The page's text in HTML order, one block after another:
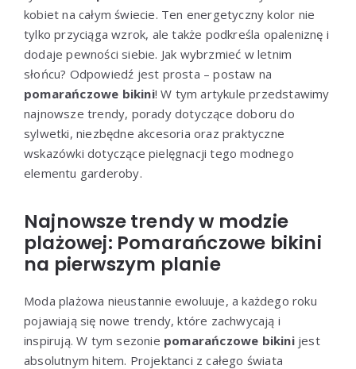
kobiet na całym świecie. Ten energetyczny kolor nie
tylko przyciąga wzrok, ale także podkreśla opaleniznę i
dodaje pewności siebie. Jak wybrzmieć w letnim
słońcu? Odpowiedź jest prosta – postaw na
pomarańczowe bikini! W tym artykule przedstawimy
najnowsze trendy, porady dotyczące doboru do
sylwetki, niezbędne akcesoria oraz praktyczne
wskazówki dotyczące pielęgnacji tego modnego
elementu garderoby.
Najnowsze trendy w modzie
plażowej: Pomarańczowe bikini
na pierwszym planie
Moda plażowa nieustannie ewoluuje, a każdego roku
pojawiają się nowe trendy, które zachwycają i
inspirują. W tym sezonie pomarańczowe bikinijest
absolutnym hitem. Projektanci z całego świata